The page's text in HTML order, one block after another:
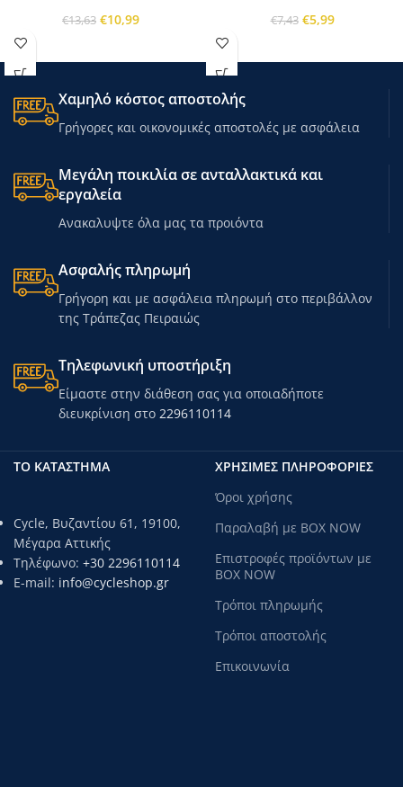
€13,63 €10,99 €7,43 €5,99
Χαμηλό κόστος αποστολής
Γρήγορες και οικονομικές αποστολές με ασφάλεια
Μεγάλη ποικιλία σε ανταλλακτικά και
εργαλεία
Ανακαλυψτε όλα μας τα προιόντα
Ασφαλής πληρωμή
Γρήγορη και με ασφάλεια πληρωμή στο περιβάλλον
της Τράπεζας Πειραιώς
Τηλεφωνική υποστήριξη
Είμαστε στην διάθεση σας για οποιαδήποτε
διευκρίνιση στο 2296110114
ΤΟ ΚΑΤΑΣΤΗΜΑ
Cycle, Βυζαντίου 61, 19100,
Μέγαρα Αττικής
Τηλέφωνο: +30 2296110114
E-mail: info@cycleshop.gr
ΧΡΗΣΙΜΕΣ ΠΛΗΡΟΦΟΡΙΕΣ
Όροι χρήσης
Παραλαβή με BOX NOW
Επιστροφές προϊόντων με
BOX NOW
Τρόποι πληρωμής
Τρόποι αποστολής
Επικοινωνία